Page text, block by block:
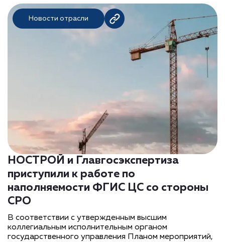
Новости отрасли
НОСТРОЙ и Главгосэкспертиза
приступили к работе по
наполняемости ФГИС ЦС со стороны
СРО
В соответствии с утвержденным высшим
коллегиальным исполнительным органом
государственного управления Планом мероприятий,